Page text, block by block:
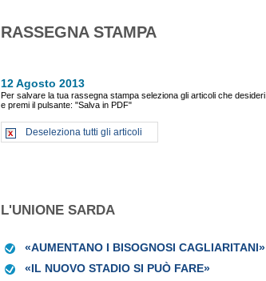
RASSEGNA STAMPA
12 Agosto 2013
Per salvare la tua rassegna stampa seleziona gli articoli che desideri
e premi il pulsante: "Salva in PDF"
Deseleziona tutti gli articoli
L'UNIONE SARDA
«AUMENTANO I BISOGNOSI CAGLIARITANI»
«IL NUOVO STADIO SI PUÒ FARE»